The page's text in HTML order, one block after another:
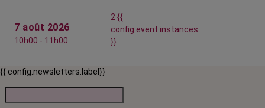
7 août 2026
10h00 - 11h00
2 {{
config.event.instances
}}
{{ config.newsletters.label}}